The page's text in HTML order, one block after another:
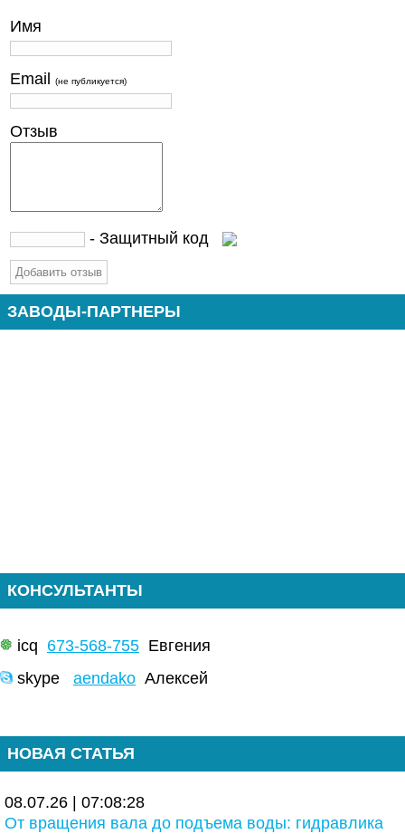
Имя
Email (не публикуется)
Отзыв
- Защитный код
ЗАВОДЫ-ПАРТНЕРЫ
КОНСУЛЬТАНТЫ
icq 673-568-755 Евгения
skype aendako Алексей
НОВАЯ СТАТЬЯ
08.07.26 | 07:08:28
От вращения вала до подъема воды: гидравлика